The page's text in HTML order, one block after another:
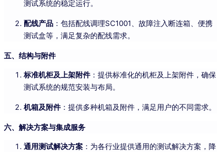
测试系统的稳定运行。
配线产品 ：包括配线调理SC1001、故障注入断连箱、便携
测试盒等，满足复杂的配线需求。
五、结构与附件
标准机柜及上架附件：提供标准化的机柜及上架附件，确保
测试系统的规范安装与布局。
机箱及附件：提供多种机箱及附件，满足用户的不同需求。
六、解决方案与集成服务
通用测试解决方案 ：为各行业提供通用的测试解决方案，降